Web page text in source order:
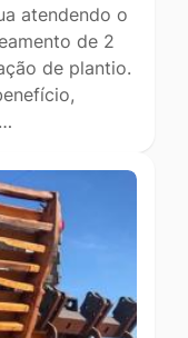
atendendo o
de 2
de plantio.